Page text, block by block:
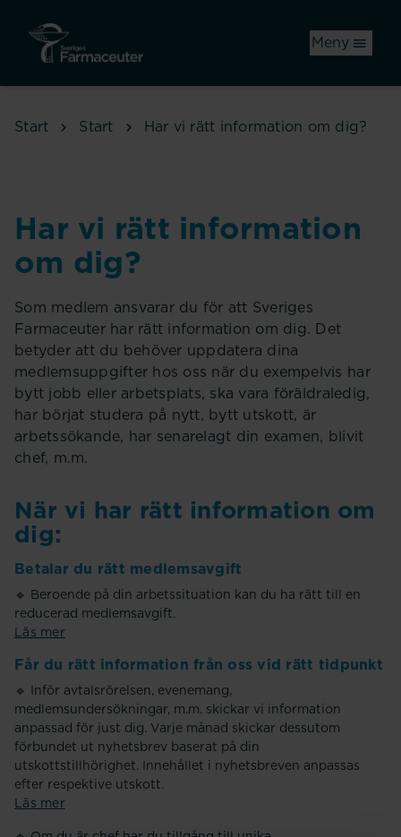
Meny
Start Start Har vi rätt information om dig?
Har vi rätt information
om dig?
Som medlem ansvarar du för att Sveriges
Farmaceuter har rätt information om dig. Det
betyder att du behöver uppdatera dina
medlemsuppgifter hos oss när du exempelvis har
bytt jobb eller arbetsplats, ska vara föräldraledig,
har börjat studera på nytt, bytt utskott, är
arbetssökande, har senarelagt din examen, blivit
chef, m.m.
När vi har rätt information om
dig:
Betalar du rätt medlemsavgift
🔹 Beroende på din arbetssituation kan du ha rätt till en
reducerad medlemsavgift.
Läs mer
Får du rätt information från oss vid rätt tidpunkt
🔹 Inför avtalsrörelsen, evenemang,
medlemsundersökningar, m.m. skickar vi information
anpassad för just dig. Varje månad skickar dessutom
förbundet ut nyhetsbrev baserat på din
utskottstillhörighet. Innehållet i nyhetsbreven anpassas
efter respektive utskott.
Läs mer